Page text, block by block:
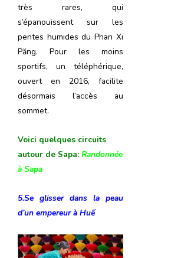
très rares, qui
s’épanouissent sur les
pentes humides du Phan Xi
Păng. Pour les moins
sportifs, un téléphérique,
ouvert en 2016, facilite
désormais l’accès au
sommet.
Voici quelques circuits
autour de Sapa: Randonnée
à Sapa
5.Se glisser dans la peau
d’un empereur à Huế